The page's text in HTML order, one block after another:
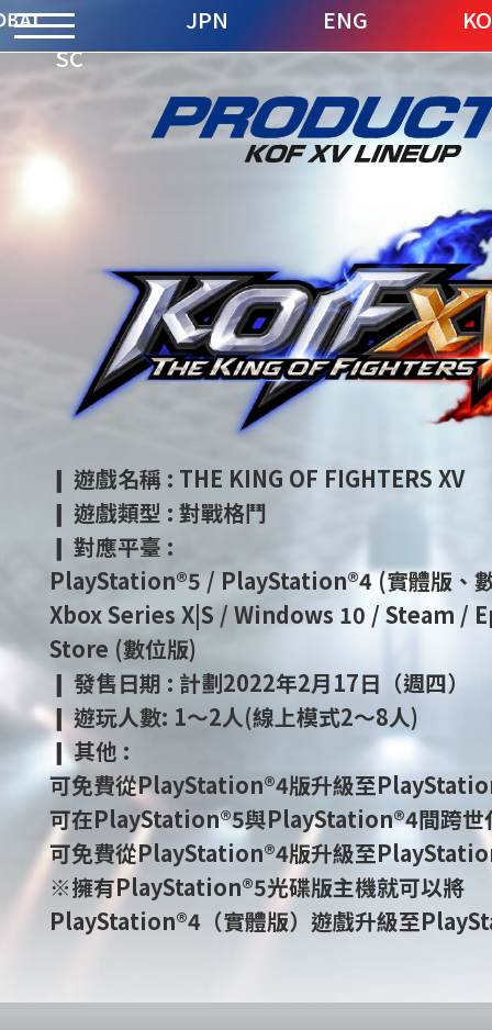
JPN ENG
SC
❙ 遊戲名稱 : THE KING OF FIGHTERS XV
❙ 遊戲類型 : 對戰格鬥
❙ 對應平臺 :
PlayStation®5 / PlayStation®4 (實體版、
Xbox Series X|S / Windows 10 / Steam /
Store (數位版)
❙ 發售日期 : 計劃2022年2月17日（週四）
❙ 遊玩人數: 1～2人(線上模式2～8人)
❙ 其他 :
可免費從PlayStation®4版升級至
可在PlayStation®5與PlayStation®4間跨世
可免費從PlayStation®4版升級至
※擁有PlayStation®5光碟版主機就可以將
PlayStation®4（實體版）遊戲升級至